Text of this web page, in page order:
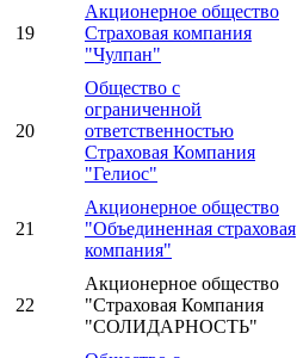
19
Акционерное общество
Страховая компания
"Чулпан"
20
Общество с
ограниченной
ответственностью
Страховая Компания
"Гелиос"
21
Акционерное общество
"Объединенная страховая
компания"
22
Акционерное общество
"Страховая Компания
"СОЛИДАРНОСТЬ"